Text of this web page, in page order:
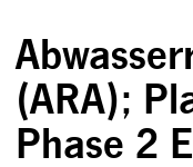
(ARA);
Phase 2